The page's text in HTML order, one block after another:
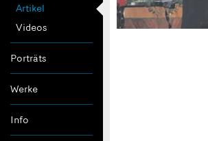
Artikel
Videos
Porträts
Werke
Info